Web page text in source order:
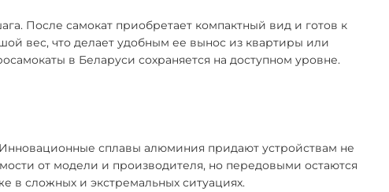
После самокат приобретает компактный вид и готов к
вес, что делает удобным ее вынос из квартиры или
в Беларуси сохраняется на доступном уровне.
сплавы алюминия придают устройствам не
от модели и производителя, но передовыми остаются
в сложных и экстремальных ситуациях.